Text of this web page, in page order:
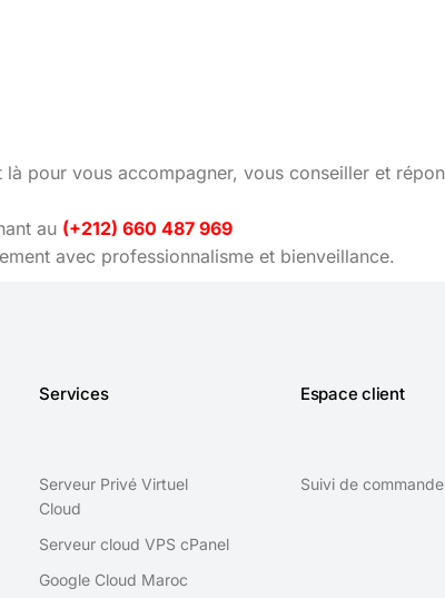
là pour vous accompagner, vous conseiller et
au (+212) 660 487 969
avec professionnalisme et bienveillance.
Services
Serveur Privé Virtuel
Cloud
Serveur cloud VPS cPanel
Google Cloud Maroc
Espace client
Suivi de commande